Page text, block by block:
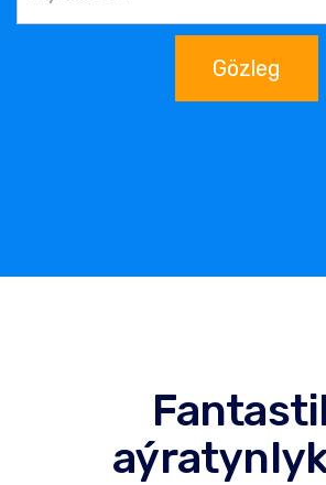
Gözleg